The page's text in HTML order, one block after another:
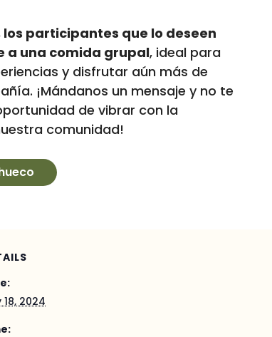
los participantes que lo deseen
a una comida grupal, ideal para
y disfrutar aún más de
¡Mándanos un mensaje y no te
de vibrar con la
comunidad!
18, 2024